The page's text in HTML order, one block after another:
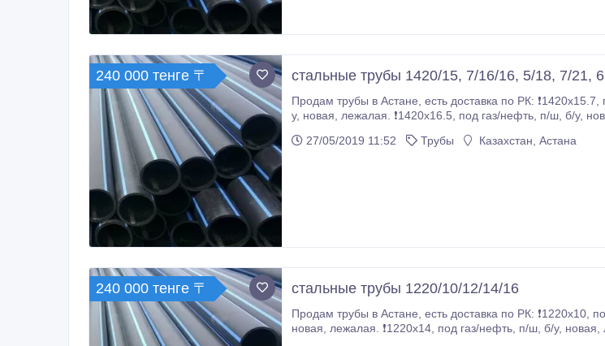
240 000 тенге 〒 стальные трубы 1420/15, 7/16/16, 5/18, 7/21, 6
Продам трубы в Астане, есть доставка по РК: ❗1420х15.7, под газ/нефть, п/ш, б/у, новая, лежалая. ❗1420х16, под газ/нефть, п/ш, б/
у, новая, лежалая. ❗1420х16.5, под газ/нефть, п/ш, б/у, новая, лежалая. ❗1420х18.7, под газ/нефть, п/ш, б/у, новая, лежалая.
27/05/2019 11:52
Трубы Казахстан, Астана
240 000 тенге 〒 стальные трубы 1220/10/12/14/16
Продам трубы в Астане, есть доставка по РК: ❗1220х10, под газ/нефть, п/ш, б/у, новая, лежалая. ❗1220х12, под газ/нефть, п/ш, б/у,
новая, лежалая. ❗1220х14, под газ/нефть, п/ш, б/у, новая, лежалая. ❗1220х16, под газ/нефть, п/ш, б/у, новая, лежалая. от 240000